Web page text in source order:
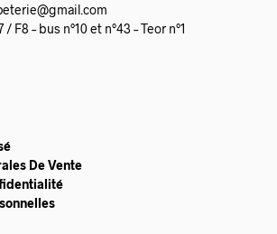
F8 – bus n°10 et n°43 – Teor n°1
De Vente